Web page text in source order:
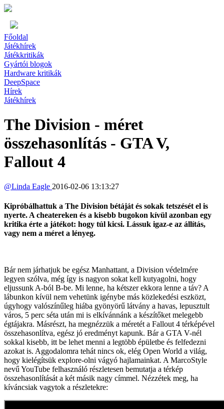
Főoldal
Játékhírek
Játékkritikák
Gyártói blogok
Hardware kritikák
DeepSpace
Hírek
Játékhírek
The Division - méret
összehasonlítás - GTA V,
Fallout 4
@Linda Eagle 2016-02-06 13:13:27
Kipróbálhattuk a The Division bétáját és sokak tetszését el is
nyerte. A cheatereken és a kisebb bugokon kívül azonban egy
kritika érte a játékot: hogy túl kicsi. Lássuk igaz-e az állítás,
vagy nem a méret a lényeg.
Bár nem járhatjuk be egész Manhattant, a Division védelmére
legyen szólva, még így is nagyon sokat kell kutyagolni, hogy
eljussunk A-ból B-be. Mi lenne, ha kétszer ekkora lenne a táv? A
lábunkon kívül nem vehetünk igénybe más közlekedési eszközt,
úgyhogy valószínűleg hiába gyönyörű látvány a havas, lepusztult
város, 5 perc séta után mi is elkívánnánk a készítőket melegebb
égtájakra. Másrészt, ha megnézzük a méretét a Fallout 4 térképével
összehasonlítva, egész jó eredményt kapunk. Bár a GTA V-nél
sokkal kisebb, itt be lehet menni a legtöbb épületbe és felfedezni
azokat is. Aggodalomra tehát nincs ok, elég Open World a világ,
hogy kielégítsük explore-olni vágyó hajlamainkat. A MarcoStyle
nevű YouTube felhasználó részletesen bemutatja a térkép
összehasonlítását a két másik nagy címmel. Nézzétek meg, ha
kíváncsiak vagytok a részletekre: